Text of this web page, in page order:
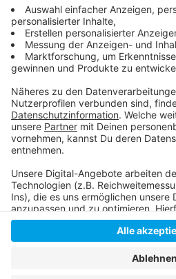
Winter-Terrassen beantragt
Unsere Gastro-Tipps für
Düsseldorf "Schmeckt's"
Anzeige